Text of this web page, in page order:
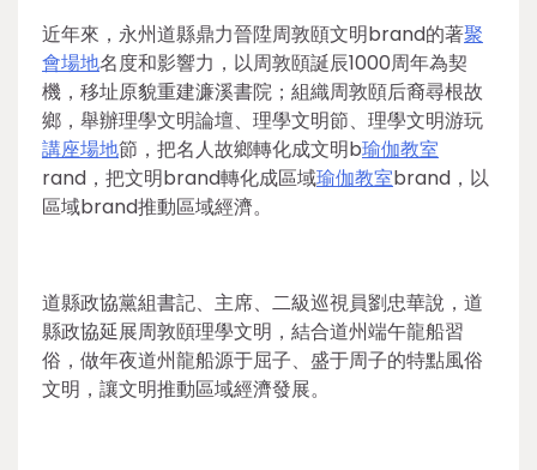
近年來，永州道縣鼎力晉陞周敦頤文明brand的著聚
會場地名度和影響力，以周敦頤誕辰1000周年為契
機，移址原貌重建濂溪書院；組織周敦頤后裔尋根故
鄉，舉辦理學文明論壇、理學文明節、理學文明游玩
講座場地節，把名人故鄉轉化成文明b瑜伽教室
rand，把文明brand轉化成區域瑜伽教室brand，以
區域brand推動區域經濟。
道縣政協黨組書記、主席、二級巡視員劉忠華說，道
縣政協延展周敦頤理學文明，結合道州端午龍船習
俗，做年夜道州龍船源于屈子、盛于周子的特點風俗
文明，讓文明推動區域經濟發展。